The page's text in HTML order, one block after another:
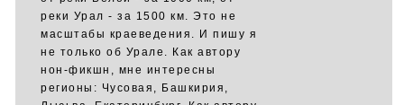
реки Урал - за 1500 км. Это не
масштабы краеведения. И пишу я
не только об Урале. Как автору
нон-фикшн, мне интересны
регионы: Чусовая, Башкирия,